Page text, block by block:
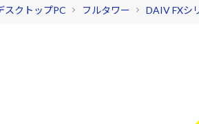
スクトップPC フルタワー DAIV FXシ